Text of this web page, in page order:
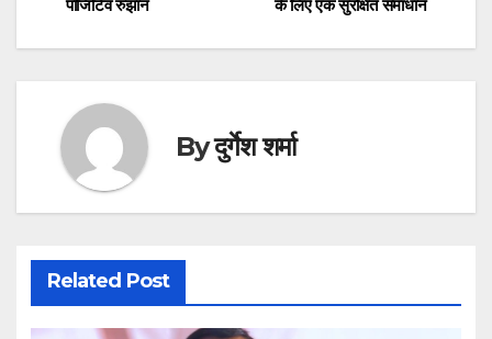
navigation
के लिए एक सुरक्षित समाधान
पॉजिटिव रुझान
Byदुर्गेश शर्मा
Related Post